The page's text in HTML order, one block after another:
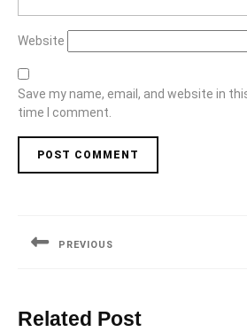
Website
Save my name, email, and website in
time I comment.
PREVIOUS
Related Post